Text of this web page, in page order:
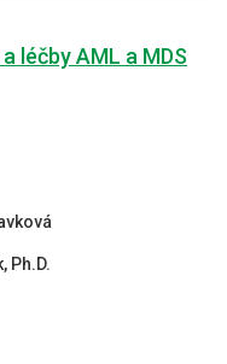
léčby AML a MDS
Ph.D.